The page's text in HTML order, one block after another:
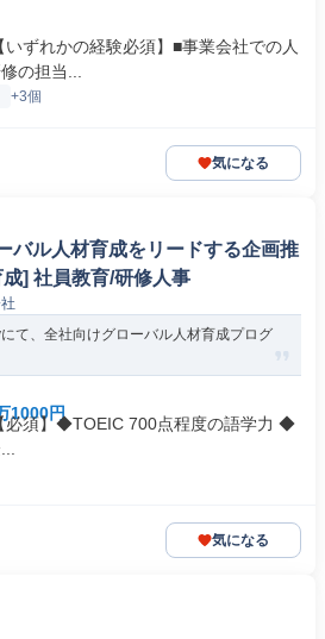
ずれかの経験必須】■事業会社での人
の担当...
+3個
気になる
バル人材育成をリードする企画推
] 社員教育/研修人事
て、全社向けグローバル人材育成プログ
1000円
必須】◆TOEIC 700点程度の語学力 ◆
気になる